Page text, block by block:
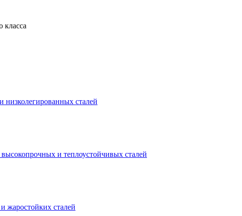
класса
низколегированных сталей
и теплоустойчивых сталей
жаростойких сталей